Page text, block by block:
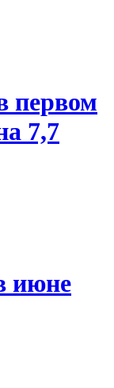
первом
7,7
июне